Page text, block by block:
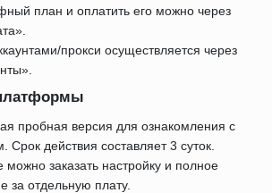
план и оплатить его можно через
прокси осуществляется через
пробная версия для ознакомления с
действия составляет 3 суток.
заказать настройку и полное
за отдельную плату.